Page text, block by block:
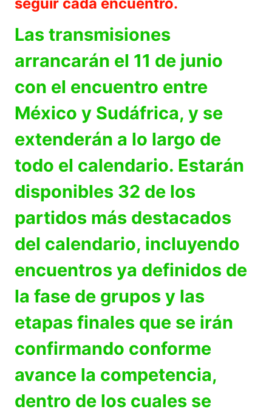
Las transmisiones
arrancarán el 11 de junio
con el encuentro entre
México y Sudáfrica, y se
extenderán a lo largo de
todo el calendario. Estarán
disponibles 32 de los
partidos más destacados
del calendario, incluyendo
encuentros ya definidos de
la fase de grupos y las
etapas finales que se irán
confirmando conforme
avance la competencia,
dentro de los cuales se